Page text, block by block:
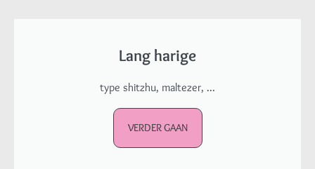
Lang harige
type shitzhu, maltezer, ...
VERDER GAAN